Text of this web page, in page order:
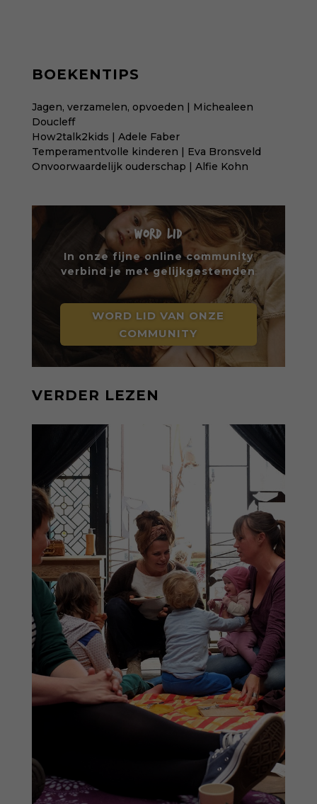
BOEKENTIPS
Jagen, verzamelen, opvoeden | Michealeen
Doucleff
How2talk2kids | Adele Faber
Temperamentvolle kinderen | Eva Bronsveld
Onvoorwaardelijk ouderschap | Alfie Kohn
WORD LID
In onze fijne online community
verbind je met gelijkgestemden
WORD LID VAN ONZE
COMMUNITY
VERDER LEZEN